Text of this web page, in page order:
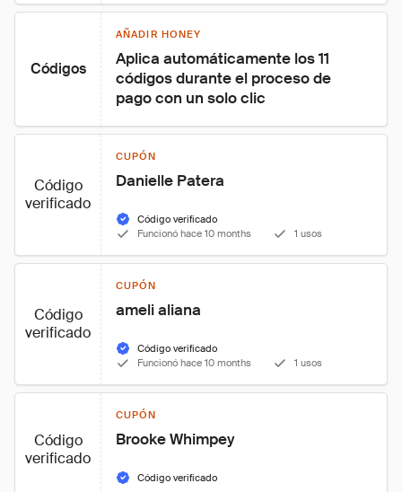
Códigos
AÑADIR HONEY
Aplica automáticamente los 11
códigos durante el proceso de
pago con un solo clic
Código
verificado
CUPÓN
Danielle Patera
Código verificado
Funcionó hace 10 months
1 usos
Código
verificado
CUPÓN
ameli aliana
Código verificado
Funcionó hace 10 months
1 usos
Código
verificado
CUPÓN
Brooke Whimpey
Código verificado